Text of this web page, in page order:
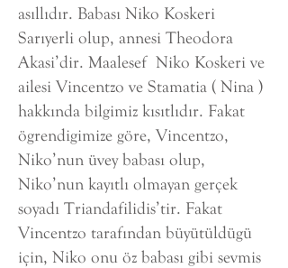
asıllıdır. Babası Niko Koskeri
Sarıyerli olup, annesi Theodora
Akasi’dir. Maalesef Niko Koskeri ve
ailesi Vincentzo ve Stamatia ( Nina )
hakkında bilgimiz kısıtlıdır. Fakat
ögrendigimize göre, Vincentzo,
Niko’nun üvey babası olup,
Niko’nun kayıtlı olmayan gerçek
soyadı Triandafilidis’tir. Fakat
Vincentzo tarafından büyütüldügü
için, Niko onu öz babası gibi sevmis